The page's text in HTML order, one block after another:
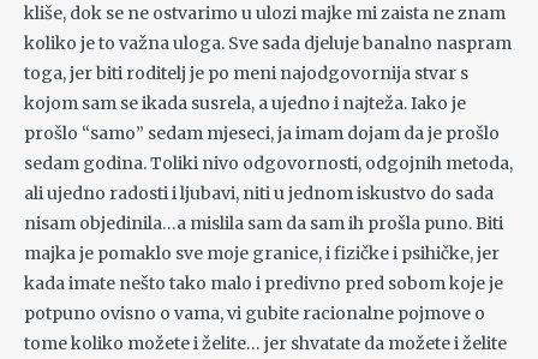
kliše, dok se ne ostvarimo u ulozi majke mi zaista ne znam
koliko je to važna uloga. Sve sada djeluje banalno naspram
toga, jer biti roditelj je po meni najodgovornija stvar s
kojom sam se ikada susrela, a ujedno i najteža. Iako je
prošlo “samo” sedam mjeseci, ja imam dojam da je prošlo
sedam godina. Toliki nivo odgovornosti, odgojnih metoda,
ali ujedno radosti i ljubavi, niti u jednom iskustvo do sada
nisam objedinila…a mislila sam da sam ih prošla puno. Biti
majka je pomaklo sve moje granice, i fizičke i psihičke, jer
kada imate nešto tako malo i predivno pred sobom koje je
potpuno ovisno o vama, vi gubite racionalne pojmove o
tome koliko možete i želite… jer shvatate da možete i želite